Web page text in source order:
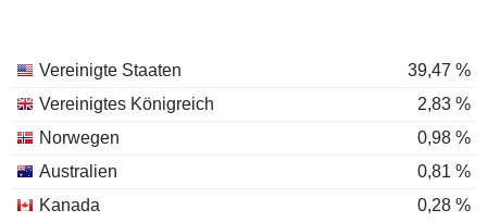
Vereinigte Staaten
39,47 %
Vereinigtes Königreich
2,83 %
Norwegen
0,98 %
Australien
0,81 %
Kanada
0,28 %